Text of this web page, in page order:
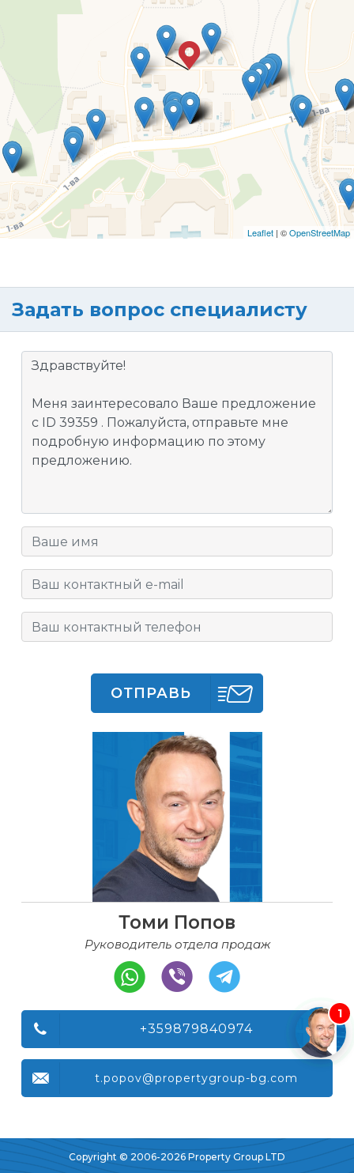
Leaflet | ©OpenStreetMap
Задать вопрос специалисту
ОТПРАВЬ
Томи Попов
Руководитель отдела продаж
+359879840974
t.popov@propertygroup-bg.com
Copyright © 2006-2026 Property Group LTD
1